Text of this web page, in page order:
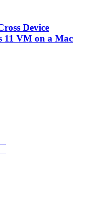
Device
11 VM on a Mac